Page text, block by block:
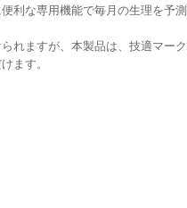
利な専用機能で毎月の生理を予測
れますが、本製品は、技適マー
ます。